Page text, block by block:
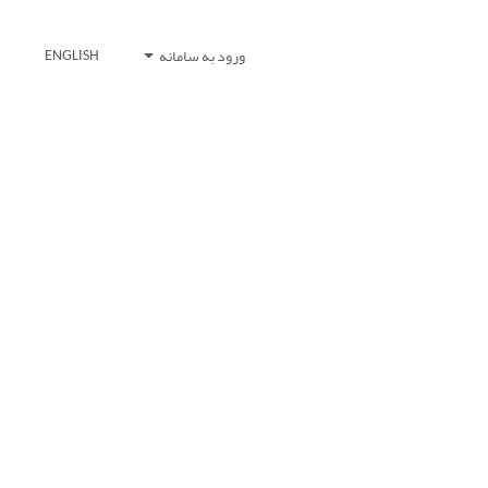
ورود به سامانه ENGLISH